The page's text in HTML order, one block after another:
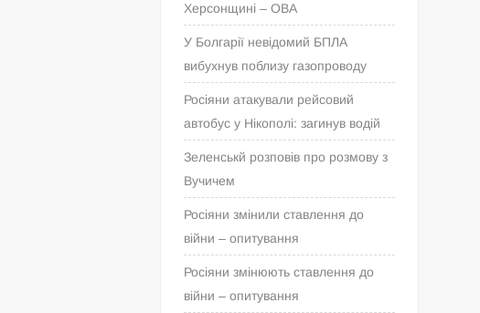
Херсонщині – ОВА
У Болгарії невідомий БПЛА
вибухнув поблизу газопроводу
Росіяни атакували рейсовий
автобус у Нікополі: загинув водій
Зеленськй розповів про розмову з
Вучичем
Росіяни змінили ставлення до
війни – опитування
Росіяни змінюють ставлення до
війни – опитування